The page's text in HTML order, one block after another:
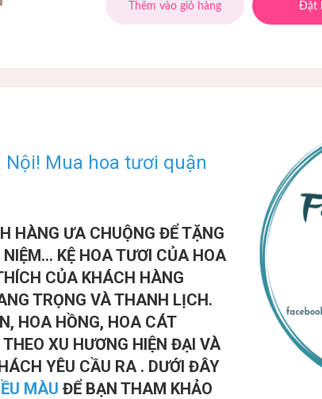
Thêm vào giỏ hàng Đặt
Mua hoa tươi quận
HÀNG ƯA CHUỘNG ĐỂ TẶNG
KỆ HOA TƯƠI CỦA HOA
CỦA KHÁCH HÀNG
TRỌNG VÀ THANH LỊCH.
HOA HỒNG, HOA CÁT
XU HƯƠNG HIỆN ĐẠI VÀ
YÊU CẦU RA . DƯỚI ĐÂY
MÀU ĐỂ BẠN THAM KHẢO